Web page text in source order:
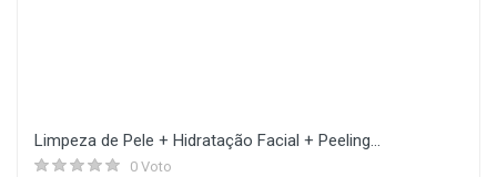
Limpeza de Pele + Hidratação Facial + Peeling...
0 Voto